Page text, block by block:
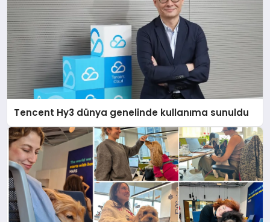
Tencent Hy3 dünya genelinde kullanıma sunuldu